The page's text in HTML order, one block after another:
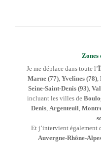
Zones
Je me déplace dans toute l’
Marne (77) Yvelines (78)
Seine-Saint-Denis (93),
incluant les villes de
Denis, Argenteuil
Et j’intervient également
Auvergne-Rhône-